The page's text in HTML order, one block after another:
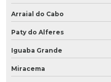
Arraial do Cabo
Paty do Alferes
Iguaba Grande
Miracema